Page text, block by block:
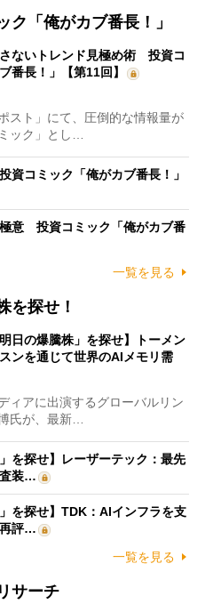
ク「俺がカブ番長！」
さないトレンド見極め術 投資コ
番長！」【第11回】
スト」にて、圧倒的な情報量が
ック」とし…
コミック「俺がカブ番長！」
意 投資コミック「俺がカブ番
一覧を見る
を探せ！
日の爆騰株」を探せ】トーメン
ンを通じて世界のAIメモリ需
ィアに出演するグローバルリン
氏が、最新…
を探せ】レーザーテック：最先
査装…
を探せ】TDK：AIインフラを支
評…
一覧を見る
サーチ